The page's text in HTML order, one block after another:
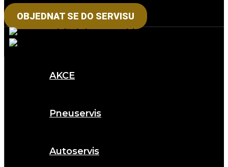
OBJEDNAT SE DO SERVISU
AKCE
Pneuservis
Autoservis